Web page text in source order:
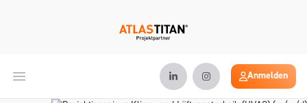
Open main menu
Anmelden